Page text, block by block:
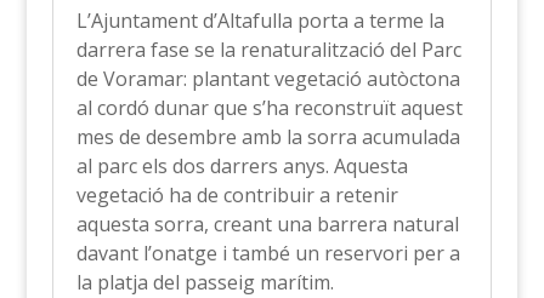
L’Ajuntament d’Altafulla porta a terme la
darrera fase se la renaturalització del Parc
de Voramar: plantant vegetació autòctona
al cordó dunar que s’ha reconstruït aquest
mes de desembre amb la sorra acumulada
al parc els dos darrers anys. Aquesta
vegetació ha de contribuir a retenir
aquesta sorra, creant una barrera natural
davant l’onatge i també un reservori per a
la platja del passeig marítim.